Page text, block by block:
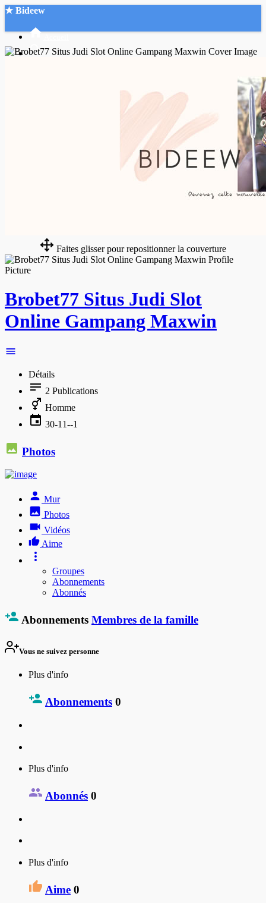
★ Bideew
Faites glisser pour repositionner la couverture
Brobet77 Situs Judi Slot
Online Gampang Maxwin
Détails
2 Publications
Homme
30-11--1
Photos
Mur
Photos
Vidéos
Aime
Groupes
Abonnements
Abonnés
Abonnements Membres de la famille
Vous ne suivez personne
Plus d'info
Abonnements 0
Plus d'info
Abonnés 0
Plus d'info
Aime 0